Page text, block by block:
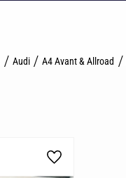
Audi A4 Avant & Allroad
Gem som favorit